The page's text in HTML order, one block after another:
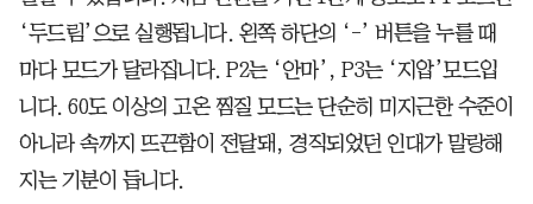
‘두드림’으로 실행됩니다. 왼쪽 하단의 ‘-’ 버튼을 누를 때
마다 모드가 달라집니다. P2는 ‘안마’, P3는 ‘지압’모드입
니다. 60도 이상의 고온 찜질 모드는 단순히 미지근한 수준이
아니라 속까지 뜨끈함이 전달돼, 경직되었던 인대가 말랑해
지는 기분이 듭니다.